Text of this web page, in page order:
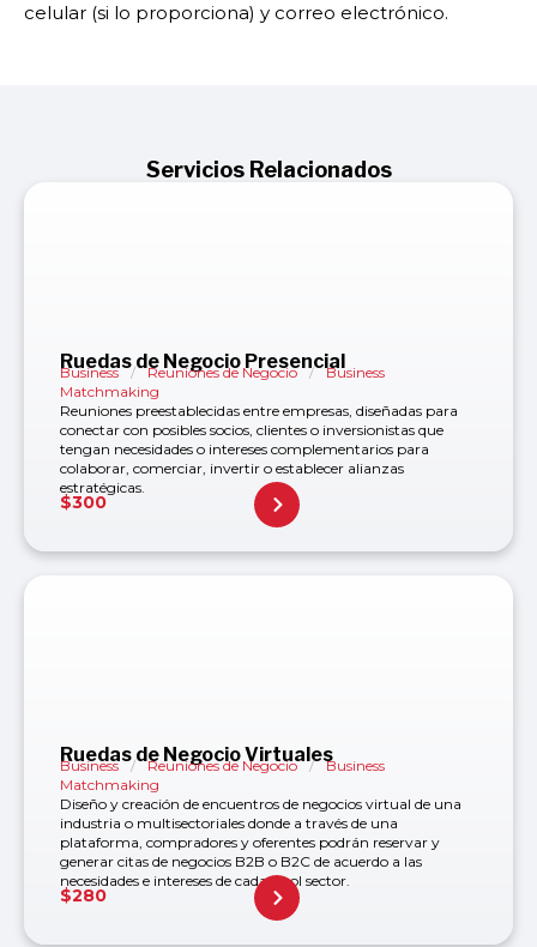
celular (si lo proporciona) y correo electrónico.
Servicios Relacionados
Ruedas de Negocio Presencial
Business / Reuniones de Negocio /
Business
Matchmaking
Reuniones preestablecidas entre empresas, diseñadas para
conectar con posibles socios, clientes o inversionistas que
tengan necesidades o intereses complementarios para
colaborar, comerciar, invertir o establecer alianzas
estratégicas.
$300
Ruedas de Negocio Virtuales
Business / Reuniones de Negocio /
Business
Matchmaking
Diseño y creación de encuentros de negocios virtual de una
industria o multisectoriales donde a través de una
plataforma, compradores y oferentes podrán reservar y
generar citas de negocios B2B o B2C de acuerdo a las
necesidades e intereses de cada unol sector.
$280